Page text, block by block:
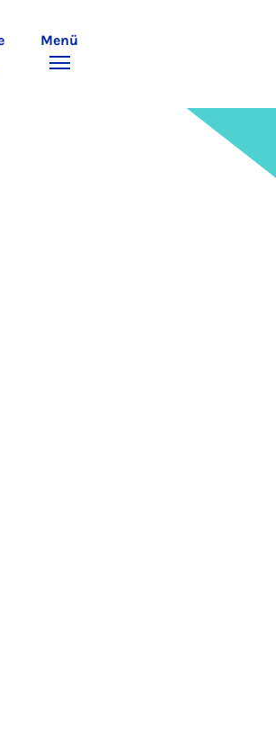
Menü